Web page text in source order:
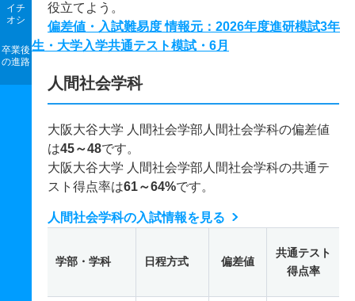
イチ
オシ
卒業後
の進路
役立てよう。
偏差値・入試難易度 情報元：2026年度進研模試3年
生・大学入学共通テスト模試・6月
人間社会学科
大阪大谷大学 人間社会学部人間社会学科の偏差値
は45～48です。
大阪大谷大学 人間社会学部人間社会学科の共通テ
スト得点率は61～64%です。
人間社会学科の入試情報を見る
学部・学科 日程方式 偏差値
共通テスト
得点率